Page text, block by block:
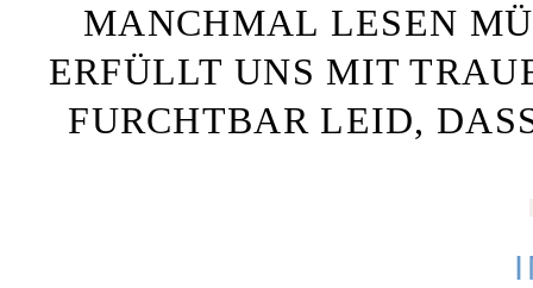
MANCHMAL LESEN
ERFÜLLT UNS MIT
FURCHTBAR LEID,